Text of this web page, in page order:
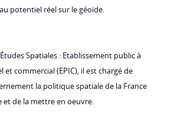
potentiel réel sur le géoïde.
Spatiales : Etablissement public à
et commercial (EPIC), il est chargé de
la politique spatiale de la France
et de la mettre en oeuvre.